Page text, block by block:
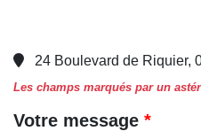
24 Boulevard de Riquier,
Les champs marqués par un
Votre message